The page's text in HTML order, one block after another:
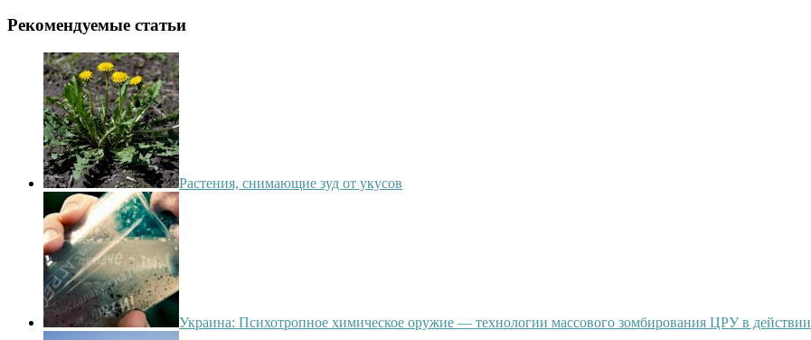
Рекомендуемые статьи
Растения, снимающие зуд от укусов
Украина: Психотропное химическое оружие — технологии массового зомбирования ЦРУ в действии